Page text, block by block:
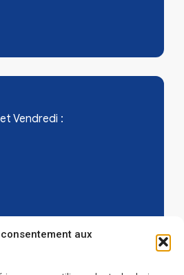
aux
Vendredi :
de chaque mois :